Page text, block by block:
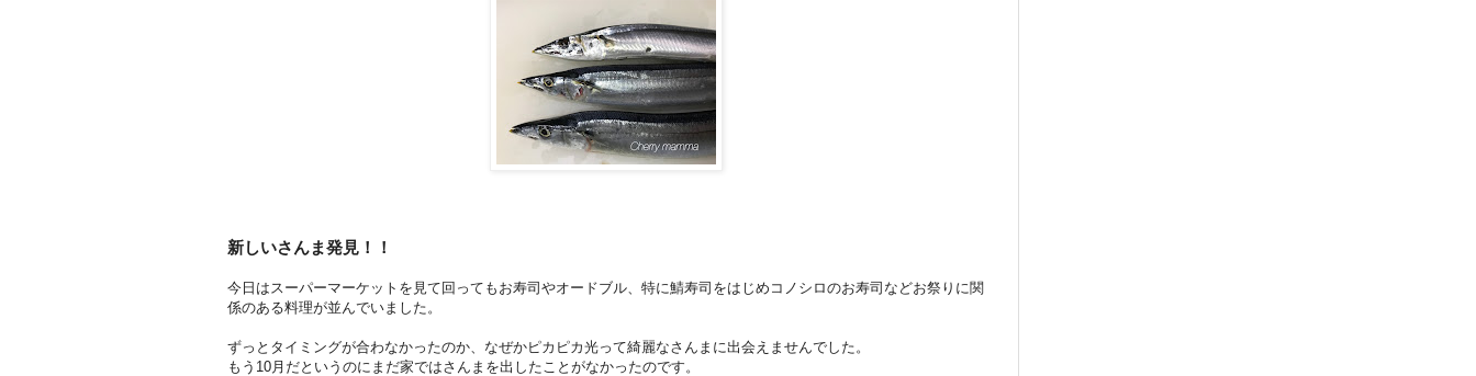
新しいさんま発見！！
今日はスーパーマーケットを見て回ってもお寿司やオードブル、特に鯖寿司をはじめコノシロのお寿司などお祭りに関
係のある料理が並んでいました。
ずっとタイミングが合わなかったのか、なぜかピカピカ光って綺麗なさんまに出会えませんでした。
もう10月だというのにまだ家ではさんまを出したことがなかったのです。